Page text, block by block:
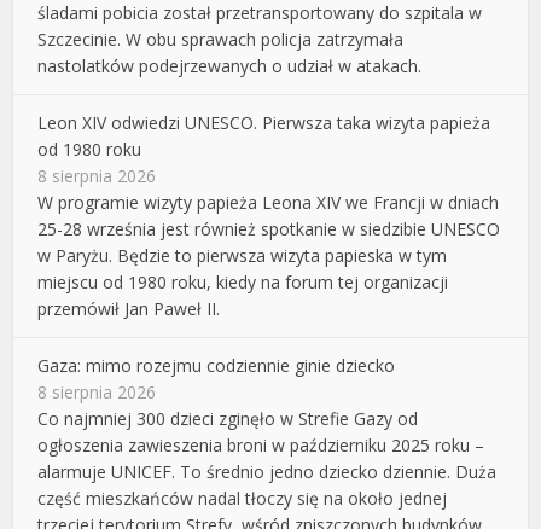
śladami pobicia został przetransportowany do szpitala w
Szczecinie. W obu sprawach policja zatrzymała
nastolatków podejrzewanych o udział w atakach.
Leon XIV odwiedzi UNESCO. Pierwsza taka wizyta papieża
od 1980 roku
8 sierpnia 2026
W programie wizyty papieża Leona XIV we Francji w dniach
25-28 września jest również spotkanie w siedzibie UNESCO
w Paryżu. Będzie to pierwsza wizyta papieska w tym
miejscu od 1980 roku, kiedy na forum tej organizacji
przemówił Jan Paweł II.
Gaza: mimo rozejmu codziennie ginie dziecko
8 sierpnia 2026
Co najmniej 300 dzieci zginęło w Strefie Gazy od
ogłoszenia zawieszenia broni w październiku 2025 roku –
alarmuje UNICEF. To średnio jedno dziecko dziennie. Duża
część mieszkańców nadal tłoczy się na około jednej